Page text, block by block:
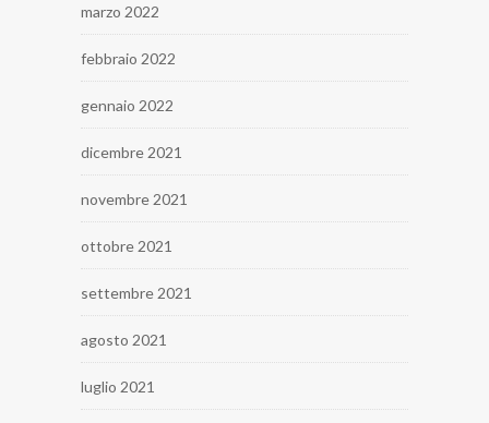
marzo 2022
febbraio 2022
gennaio 2022
dicembre 2021
novembre 2021
ottobre 2021
settembre 2021
agosto 2021
luglio 2021